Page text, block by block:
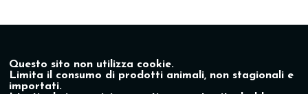
Questo sito non utilizza cookie.
Limita il consumo di prodotti animali, non stagionali e
importati.